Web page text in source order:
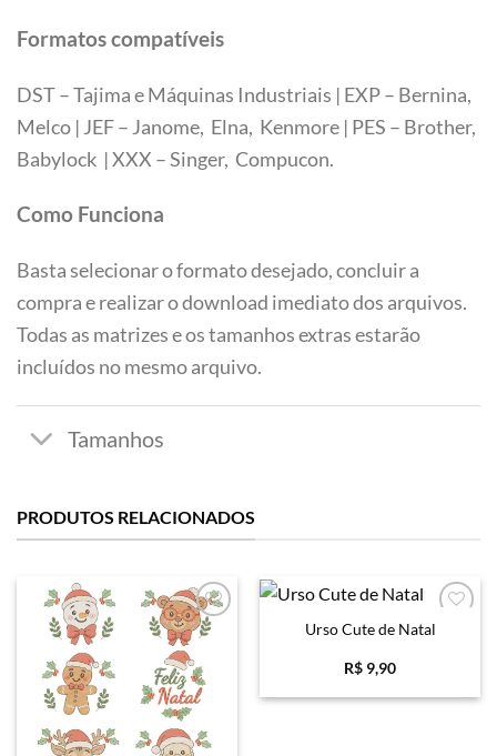
Formatos compatíveis
DST – Tajima e Máquinas Industriais | EXP – Bernina,
Melco | JEF – Janome, Elna, Kenmore | PES – Brother,
Babylock | XXX – Singer, Compucon.
Como Funciona
Basta selecionar o formato desejado, concluir a
compra e realizar o download imediato dos arquivos.
Todas as matrizes e os tamanhos extras estarão
incluídos no mesmo arquivo.
Tamanhos
PRODUTOS RELACIONADOS
Favoritar Favoritar
Urso Cute de Natal
R$ 9,90